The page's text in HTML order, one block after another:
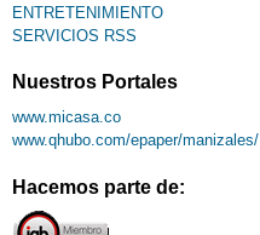
ENTRETENIMIENTO
SERVICIOS RSS
Nuestros Portales
www.micasa.co
www.qhubo.com/epaper/manizales/
Hacemos parte de: